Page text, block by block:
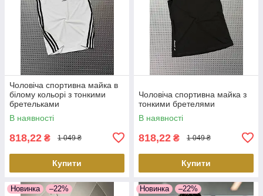
Чоловіча спортивна майка в
білому кольорі з тонкими
бретельками
В наявності
818,22 ₴ 1 049 ₴
Купити
Чоловіча спортивна майка з
тонкими бретелями
В наявності
818,22 ₴ 1 049 ₴
Купити
Новинка –22% Новинка –22%